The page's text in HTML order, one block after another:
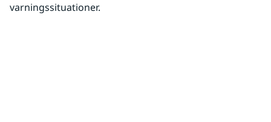
varningssituationer.